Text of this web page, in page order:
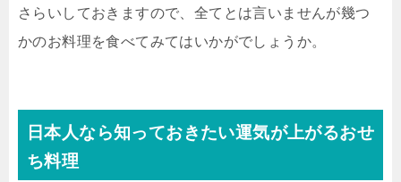
さらいしておきますので、全てとは言いませんが幾つ
かのお料理を食べてみてはいかがでしょうか。
日本人なら知っておきたい運気が上がるおせ
ち料理